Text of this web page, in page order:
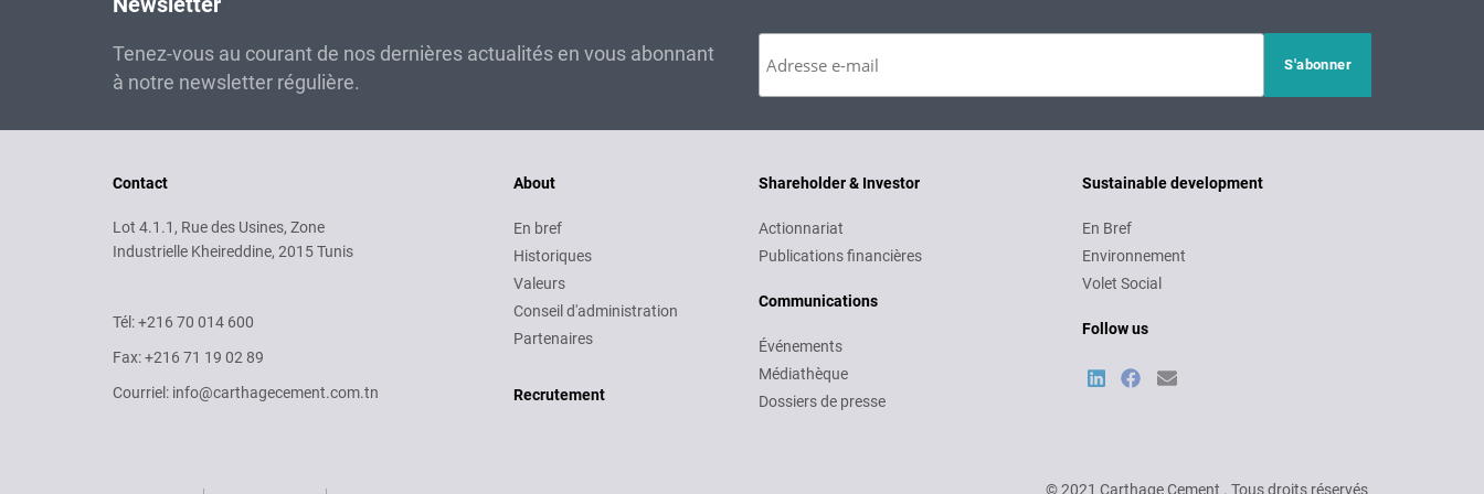
Tenez-vous au courant de nos dernières actualités en vous abonnant
à notre newsletter régulière.
Contact
Lot 4.1.1, Rue des Usines, Zone
Industrielle Kheireddine, 2015 Tunis
Tél: +216 70 014 600
Fax: +216 71 19 02 89
Courriel: info@carthagecement.com.tn
About
En bref
Historiques
Valeurs
Conseil d'administration
Partenaires
Recrutement
Shareholder & Investor
Actionnariat
Publications financières
Communications
Événements
Médiathèque
Dossiers de presse
Sustainable development
En Bref
Environnement
Volet Social
Follow us
© 2021 Carthage Cement . Tous droits réservés